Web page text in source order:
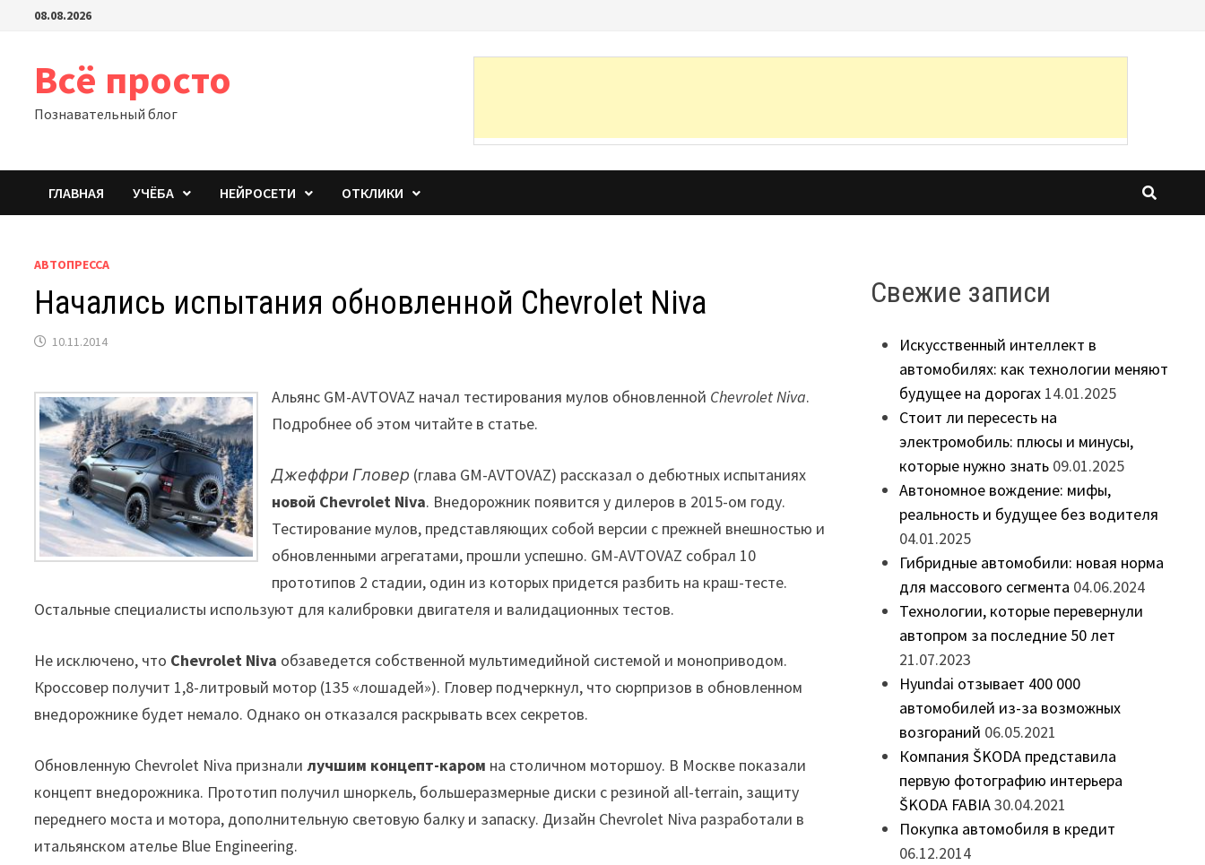
Перейти08.08.2026
Всё просто
Познавательный блог
ГЛАВНАЯ УЧЁБА НЕЙРОСЕТИ ОТКЛИКИ
АВТОПРЕССА
Начались испытания обновленной Chevrolet Niva
10.11.2014
Альянс GM-AVTOVAZ начал тестирования мулов обновленной Chevrolet Niva.
Подробнее об этом читайте в статье.
Джеффри Гловер (глава GM-AVTOVAZ) рассказал о дебютных испытаниях
новой Chevrolet Niva. Внедорожник появится у дилеров в 2015-ом году.
Тестирование мулов, представляющих собой версии с прежней внешностью и
обновленными агрегатами, прошли успешно. GM-AVTOVAZ собрал 10
прототипов 2 стадии, один из которых придется разбить на краш-тесте.
Остальные специалисты используют для калибровки двигателя и валидационных тестов.
Не исключено, что Chevrolet Niva обзаведется собственной мультимедийной системой и моноприводом.
Кроссовер получит 1,8-литровый мотор (135 «лошадей»). Гловер подчеркнул, что сюрпризов в обновленном
внедорожнике будет немало. Однако он отказался раскрывать всех секретов.
Обновленную Chevrolet Niva призналилучшим концепт-каром на столичном моторшоу. В Москве показали
концепт внедорожника. Прототип получил шноркель, большеразмерные диски с резиной all-terrain, защиту
переднего моста и мотора, дополнительную световую балку и запаску. Дизайн Chevrolet Niva разработали в
итальянском ателье Blue Engineering.
Свежие записи
Искусственный интеллект в
автомобилях: как технологии меняют
будущее на дорогах 14.01.2025
Стоит ли пересесть на
электромобиль: плюсы и минусы,
которые нужно знать 09.01.2025
Автономное вождение: мифы,
реальность и будущее без водителя
04.01.2025
Гибридные автомобили: новая норма
для массового сегмента 04.06.2024
Технологии, которые перевернули
автопром за последние 50 лет
21.07.2023
Hyundai отзывает 400 000
автомобилей из-за возможных
возгораний 06.05.2021
Компания ŠKODA представила
первую фотографию интерьера
ŠKODA FABIA30.04.2021
Покупка автомобиля в кредит
06.12.2014